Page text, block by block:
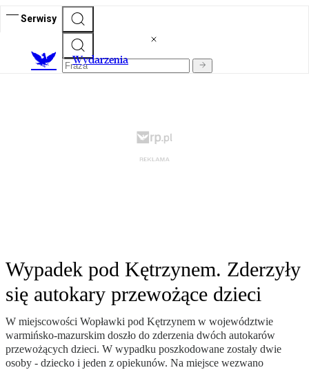
Serwisy
Wydarzenia
Wypadek pod Kętrzynem. Zderzyły
się autokary przewożące dzieci
W miejscowości Wopławki pod Kętrzynem w województwie
warmińsko-mazurskim doszło do zderzenia dwóch autokarów
przewożących dzieci. W wypadku poszkodowane zostały dwie
osoby - dziecko i jeden z opiekunów. Na miejsce wezwano